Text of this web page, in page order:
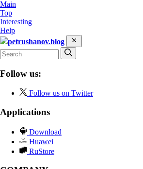
Main
Top
Interesting
Help
petrushanov.blog
Follow us:
Follow us on Twitter
Applications
Download
Huawei
RuStore